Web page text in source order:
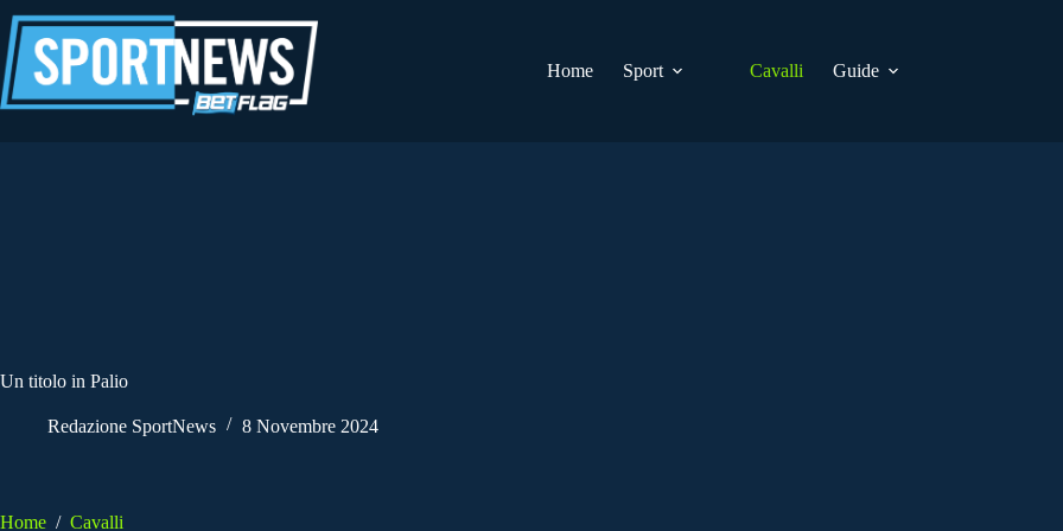
al
contenuto
Home
Sport Cavalli Guide
Un titolo in Palio
Redazione SportNews 8 Novembre 2024
Home / Cavalli